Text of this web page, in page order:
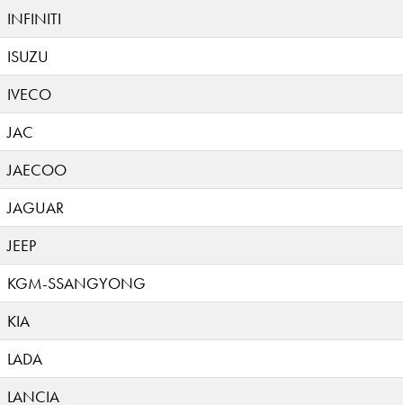
INFINITI
ISUZU
IVECO
JAC
JAECOO
JAGUAR
JEEP
KGM-SSANGYONG
KIA
LADA
LANCIA